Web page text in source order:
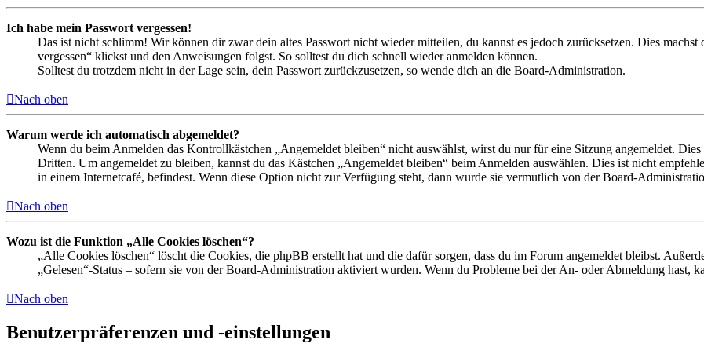
Ich habe mein Passwort vergessen!
Das ist nicht schlimm! Wir können dir zwar dein altes Passwort nicht wieder mitteilen, du kannst es jedoch zurücksetzen. Dies
vergessen“ klickst und den Anweisungen folgst. So solltest du dich schnell wieder anmelden können.
Solltest du trotzdem nicht in der Lage sein, dein Passwort zurückzusetzen, so wende dich an die Board-Administration.
Nach oben
Warum werde ich automatisch abgemeldet?
Wenn du beim Anmelden das Kontrollkästchen „Angemeldet bleiben“ nicht auswählst, wirst du nur für eine Sitzung angemeldet.
Dritten. Um angemeldet zu bleiben, kannst du das Kästchen „Angemeldet bleiben“ beim Anmelden auswählen. Dies ist nicht
in einem Internetcafé, befindest. Wenn diese Option nicht zur Verfügung steht, dann wurde sie vermutlich von der Board-
Nach oben
Wozu ist die Funktion „Alle Cookies löschen“?
„Alle Cookies löschen“ löscht die Cookies, die phpBB erstellt hat und die dafür sorgen, dass du im Forum angemeldet bleibst.
„Gelesen“-Status – sofern sie von der Board-Administration aktiviert wurden. Wenn du Probleme bei der An- oder Abmeldung hast,
Nach oben
Benutzerpräferenzen und -einstellungen